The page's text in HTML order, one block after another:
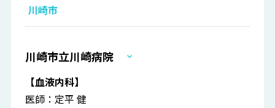
川崎市
川崎市立川崎病院
【血液内科】
医師：定平 健